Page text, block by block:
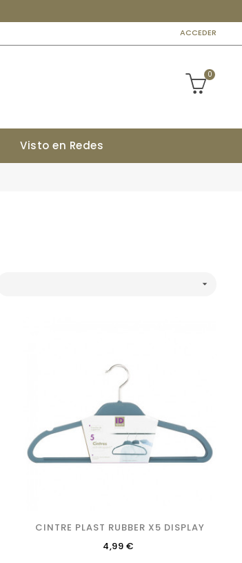
ACCEDER
0
Visto en Redes

CINTRE PLAST RUBBER X5 DISPLAY
Precio
4,99 €